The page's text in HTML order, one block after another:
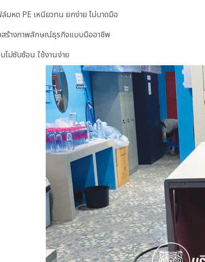
มหด PE เหนียวทน ยกง่าย ไม่บาดมือ
สร้างภาพลักษณ์ธุรกิจแบบมืออาชีพ
ไม่ซับซ้อน ใช้งานง่าย